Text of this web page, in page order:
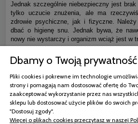
Jednak szczególnie niebezpieczny jest
tylko uczucie znużenia, ale ma
zdrowie psychiczne, jak i fizyczne.
dbać o higienę snu. Jednak bywa, że
nowy nie wystarczy i organizm wciąż jest w
czytaj całość »
Dbamy o Twoją prywatność
Pliki cookies i pokrewne im technologie
strony i pomagają nam dostosować ofertę do
zaakceptować wykorzystanie przez nas
sklepu lub dostosować użycie plików do swoich
"Dostosuj zgody".
Więcej o plikach cookies przeczytasz w naszej